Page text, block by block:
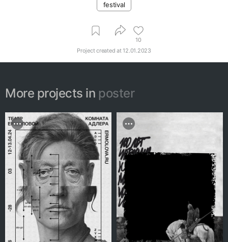
festival
10
Project created at12.01.2023
More projects in poster